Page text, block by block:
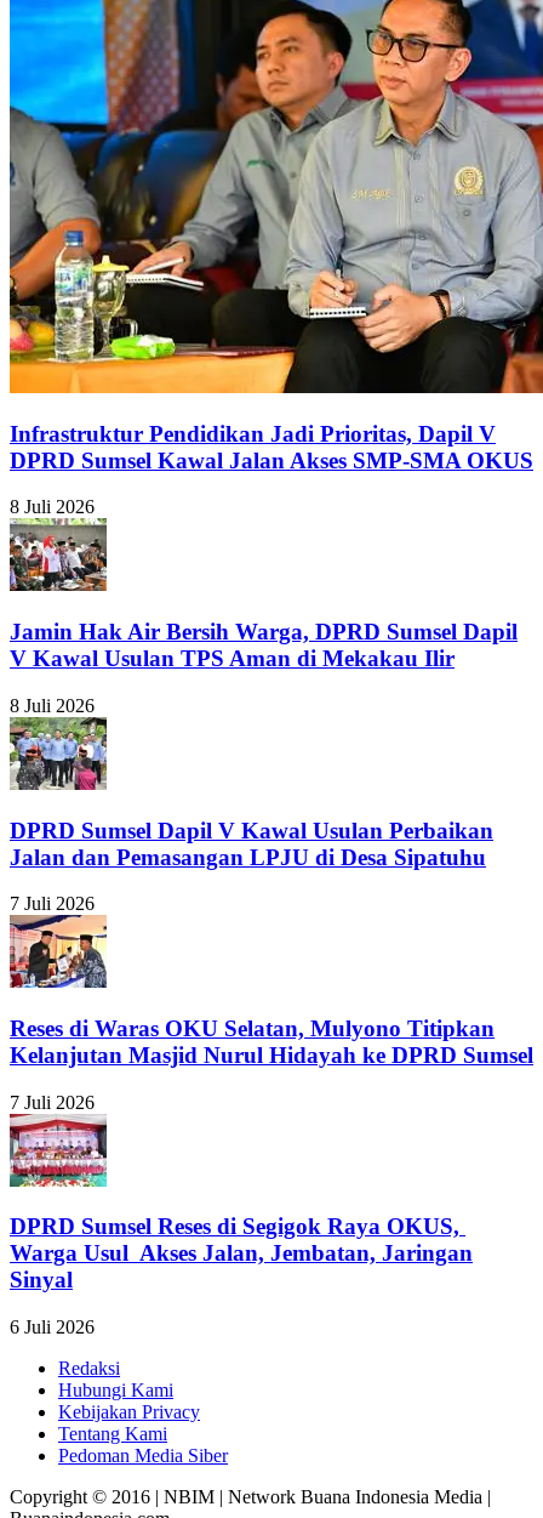
Infrastruktur Pendidikan Jadi Prioritas, Dapil V
DPRD Sumsel Kawal Jalan Akses SMP-SMA OKUS
8 Juli 2026
Jamin Hak Air Bersih Warga, DPRD Sumsel Dapil
V Kawal Usulan TPS Aman di Mekakau Ilir
8 Juli 2026
DPRD Sumsel Dapil V Kawal Usulan Perbaikan
Jalan dan Pemasangan LPJU di Desa Sipatuhu
7 Juli 2026
Reses di Waras OKU Selatan, Mulyono Titipkan
Kelanjutan Masjid Nurul Hidayah ke DPRD Sumsel
7 Juli 2026
DPRD Sumsel Reses di Segigok Raya OKUS,
Warga Usul Akses Jalan, Jembatan, Jaringan
Sinyal
6 Juli 2026
Redaksi
Hubungi Kami
Kebijakan Privacy
Tentang Kami
Pedoman Media Siber
Copyright © 2016 | NBIM | Network Buana Indonesia Media |